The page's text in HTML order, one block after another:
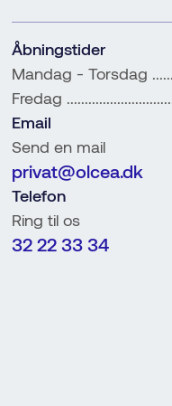
Telefon
Ring til os
32 22 33 34
Email
Send en mail
privat@olcea.dk
Åbningstider
Mandag - Torsdag
Fredag